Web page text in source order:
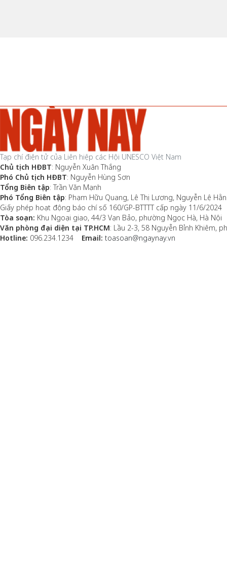
Tạp chí điện tử của Liên hiệp các Hội UNESCO Việt Nam
Chủ tịch HĐBT: Nguyễn Xuân Thắng
Phó Chủ tịch HĐBT: Nguyễn Hùng Sơn
Tổng Biên tập: Trần Văn Mạnh
Phó Tổng Biên tập: Phạm Hữu Quang, Lê Thị Lương, Nguyễn Lệ
Giấy phép hoạt động báo chí số 160/GP-BTTTT cấp ngày 11/6/2024
Tòa soạn: Khu Ngoại giao, 44/3 Vạn Bảo, phường Ngọc Hà, Hà Nội
Văn phòng đại diện tại TP.HCM: Lầu 2-3, 58 Nguyễn Bỉnh Khiêm,
Hotline: 096.234.1234 Email: toasoan@ngaynay.vn